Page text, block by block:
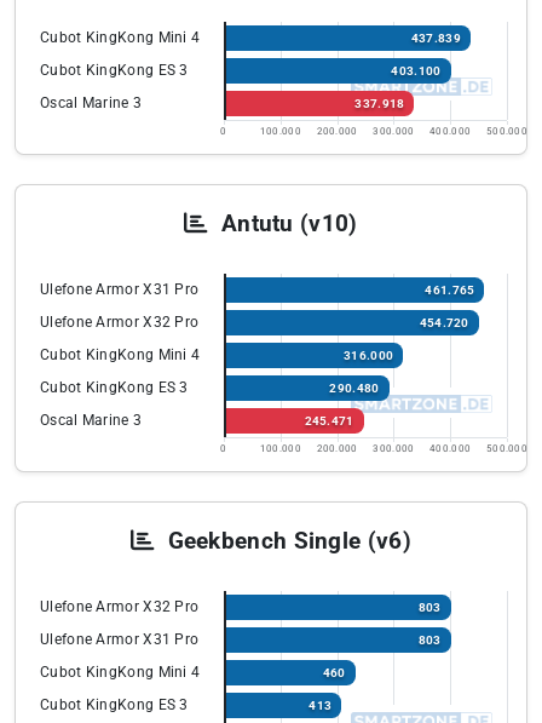
Cubot KingKong Mini 4 437.839
Cubot KingKong ES 3 403.100
Oscal Marine 3 337.918
0 100.000 200.000 300.000 400.000 500.000
Antutu (v10)
Ulefone Armor X31 Pro 461.765
Ulefone Armor X32 Pro 454.720
Cubot KingKong Mini 4 316.000
Cubot KingKong ES 3 290.480
Oscal Marine 3 245.471
0 100.000 200.000 300.000 400.000 500.000
Geekbench Single (v6)
Ulefone Armor X32 Pro 803
Ulefone Armor X31 Pro 803
Cubot KingKong Mini 4 460
Cubot KingKong ES 3 413